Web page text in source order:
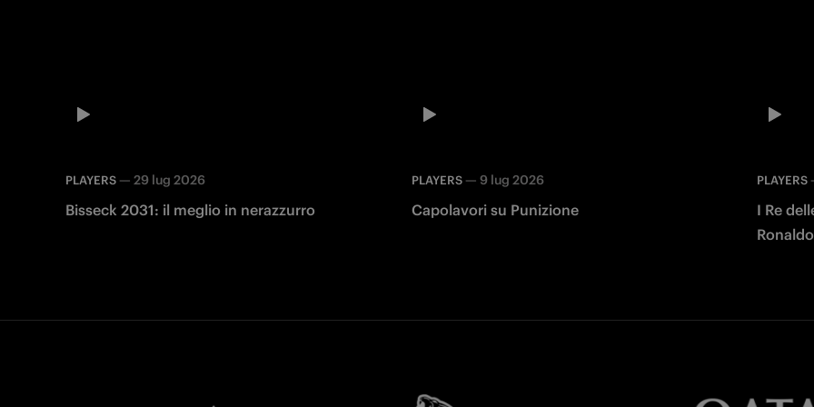
PLAYERS — 29 lug 2026
Bisseck 2031: il meglio in nerazzurro
PLAYERS— 9 lug 2026
Capolavori su Punizione
PLAYERS
I Re